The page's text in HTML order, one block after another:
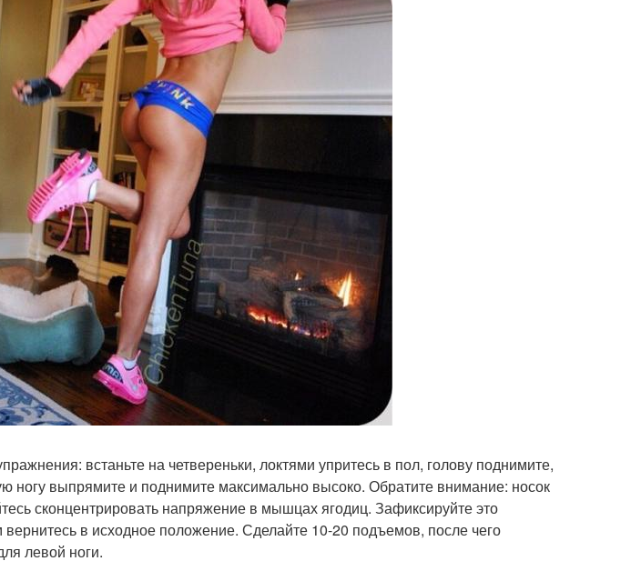
встаньте на четвереньки, локтями упритесь в пол, голову поднимите,
ногу выпрямите и поднимите максимально высоко. Обратите внимание: носок
сконцентрировать напряжение в мышцах ягодиц. Зафиксируйте это
в исходное положение. Сделайте 10-20 подъемов, после чего
левой ноги.